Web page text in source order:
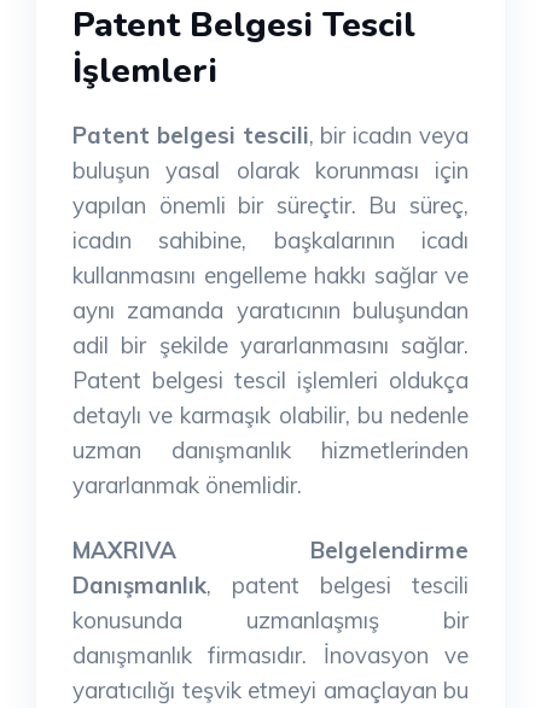
Patent Belgesi Tescil
İşlemleri
Patent belgesi tescili, bir icadın veya
buluşun yasal olarak korunması için
yapılan önemli bir süreçtir. Bu süreç,
icadın sahibine, başkalarının icadı
kullanmasını engelleme hakkı sağlar ve
aynı zamanda yaratıcının buluşundan
adil bir şekilde yararlanmasını sağlar.
Patent belgesi tescil işlemleri oldukça
detaylı ve karmaşık olabilir, bu nedenle
uzman danışmanlık hizmetlerinden
yararlanmak önemlidir.
MAXRIVA Belgelendirme
Danışmanlık, patent belgesi tescili
konusunda uzmanlaşmış bir
danışmanlık firmasıdır. İnovasyon ve
yaratıcılığı teşvik etmeyi amaçlayan bu